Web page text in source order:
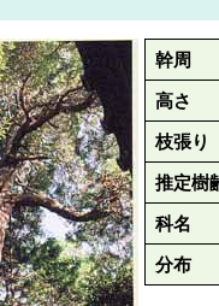
幹周
高さ
枝張り
推定樹
科名
分布